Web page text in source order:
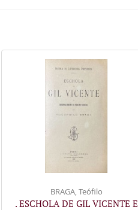
BRAGA, Teófilo
. ESCHOLA DE GIL VICENTE E